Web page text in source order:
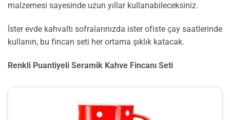
malzemesi sayesinde uzun yıllar kullanabileceksiniz.
İster evde kahvaltı sofralarınızda ister ofiste çay saatlerinde
kullanın, bu fincan seti her ortama şıklık katacak.
Renkli Puantiyeli Seramik Kahve Fincanı Seti